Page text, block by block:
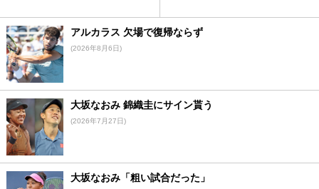
アルカラス 欠場で復帰ならず
(2026年8月6日)
大坂なおみ 錦織圭にサイン貰う
(2026年7月27日)
大坂なおみ「粗い試合だった」